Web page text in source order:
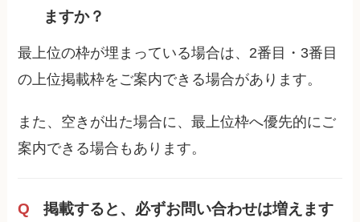
ますか？
最上位の枠が埋まっている場合は、2番目・3番目
の上位掲載枠をご案内できる場合があります。
また、空きが出た場合に、最上位枠へ優先的にご
案内できる場合もあります。
掲載すると、必ずお問い合わせは増えます